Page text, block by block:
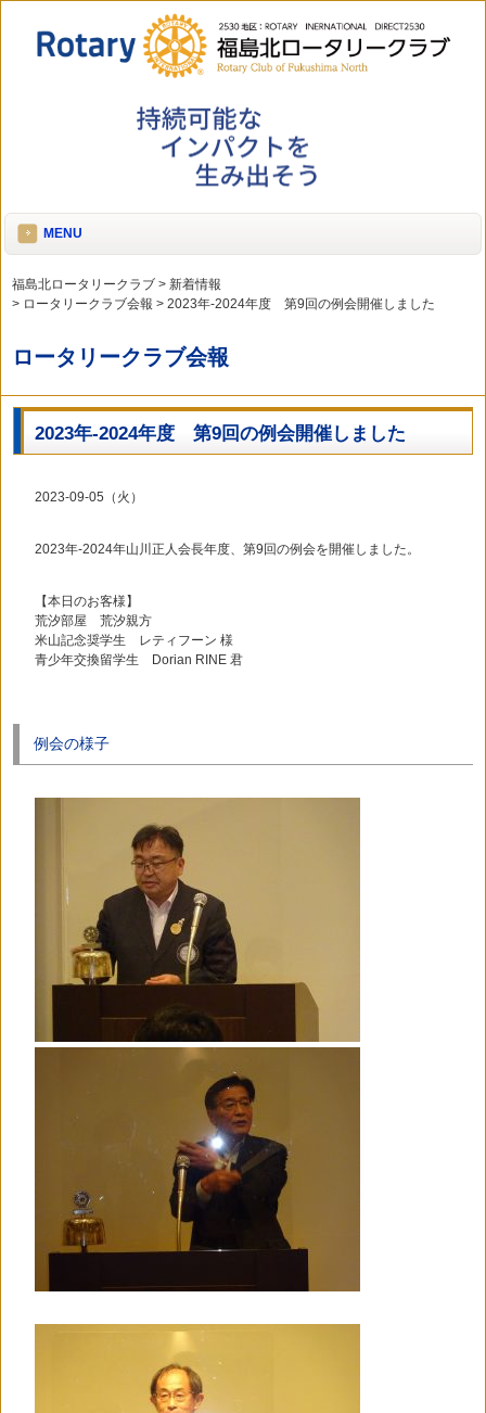
MENU
福島北ロータリークラブ > 新着情報
> ロータリークラブ会報 > 2023年-2024年度 第9回の例会開催しました
ロータリークラブ会報
2023年-2024年度 第9回の例会開催しました
2023-09-05（火）
2023年-2024年山川正人会長年度、第9回の例会を開催しました。
【本日のお客様】
荒汐部屋 荒汐親方
米山記念奨学生 レティフーン 様
青少年交換留学生 Dorian RINE 君
例会の様子